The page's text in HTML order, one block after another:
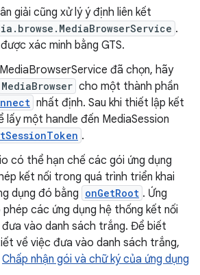
giải cũng xử lý ý định liên kết
.
xác minh bằng GTS.
đã chọn, hãy
MediaBrowser cho một thành phần
nhất định. Sau khi thiết lập kết
lấy một handle đến MediaSession
.
có thể hạn chế các gói ứng dụng
kết nối trong quá trình triển khai
dụng đó bằng onGetRoot . Ứng
các ứng dụng hệ thống kết nối
đưa vào danh sách trắng. Để biết
về việc đưa vào danh sách trắng,
Chấp nhận gói và chữ ký của ứng dụng